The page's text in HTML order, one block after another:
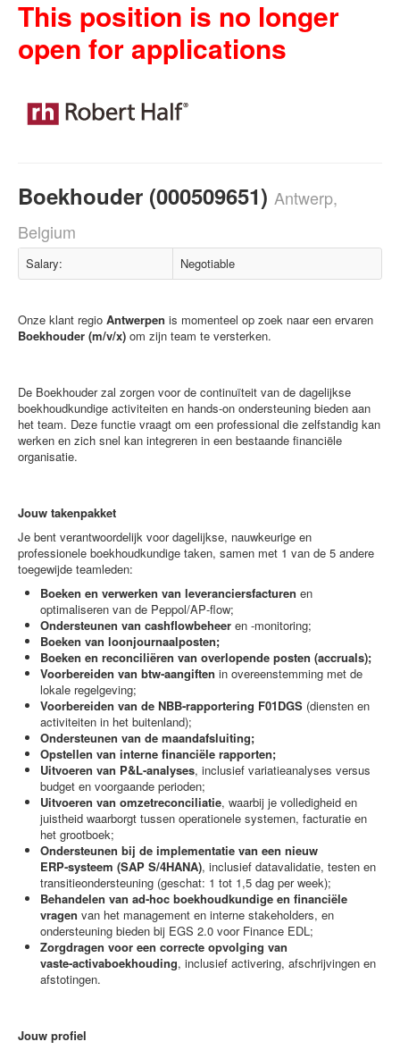
This position is no longer
open for applications
Boekhouder (000509651) Antwerp,
Belgium
Salary: Negotiable
Onze klant regio Antwerpen is momenteel op zoek naar een ervaren
Boekhouder (m/v/x) om zijn team te versterken.
De Boekhouder zal zorgen voor de continuïteit van de dagelijkse
boekhoudkundige activiteiten en hands-on ondersteuning bieden aan
het team. Deze functie vraagt om een professional die zelfstandig kan
werken en zich snel kan integreren in een bestaande financiële
organisatie.
Jouw takenpakket
Je bent verantwoordelijk voor dagelijkse, nauwkeurige en
professionele boekhoudkundige taken, samen met 1 van de 5 andere
toegewijde teamleden:
Boeken en verwerken van leveranciersfacturen en
optimaliseren van de Peppol/AP‑flow;
Ondersteunen van cashflowbeheer en -monitoring;
Boeken van loonjournaalposten;
Boeken en reconciliëren van overlopende posten (accruals);
Voorbereiden van btw‑aangiften in overeenstemming met de
lokale regelgeving;
Voorbereiden van de NBB‑rapportering F01DGS (diensten en
activiteiten in het buitenland);
Ondersteunen van de maandafsluiting;
Opstellen van interne financiële rapporten;
Uitvoeren van P&L‑analyses, inclusief variatieanalyses versus
budget en voorgaande perioden;
Uitvoeren van omzetreconciliatie, waarbij je volledigheid en
juistheid waarborgt tussen operationele systemen, facturatie en
het grootboek;
Ondersteunen bij de implementatie van een nieuw
ERP‑systeem (SAP S/4HANA), inclusief datavalidatie, testen en
transitieondersteuning (geschat: 1 tot 1,5 dag per week);
Behandelen van ad‑hoc boekhoudkundige en financiële
vragen van het management en interne stakeholders, en
ondersteuning bieden bij EGS 2.0 voor Finance EDL;
Zorgdragen voor een correcte opvolging van
vaste‑activaboekhouding, inclusief activering, afschrijvingen en
afstotingen.
Jouw profiel